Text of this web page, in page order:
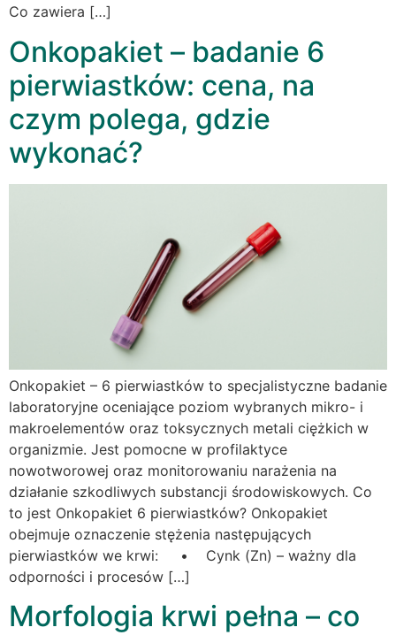
Co zawiera […]
Onkopakiet – badanie 6
pierwiastków: cena, na
czym polega, gdzie
wykonać?
Onkopakiet – 6 pierwiastków to specjalistyczne badanie
laboratoryjne oceniające poziom wybranych mikro- i
makroelementów oraz toksycznych metali ciężkich w
organizmie. Jest pomocne w profilaktyce
nowotworowej oraz monitorowaniu narażenia na
działanie szkodliwych substancji środowiskowych. Co
to jest Onkopakiet 6 pierwiastków? Onkopakiet
obejmuje oznaczenie stężenia następujących
pierwiastków we krwi: • Cynk (Zn) – ważny dla
odporności i procesów […]
Morfologia krwi pełna – co